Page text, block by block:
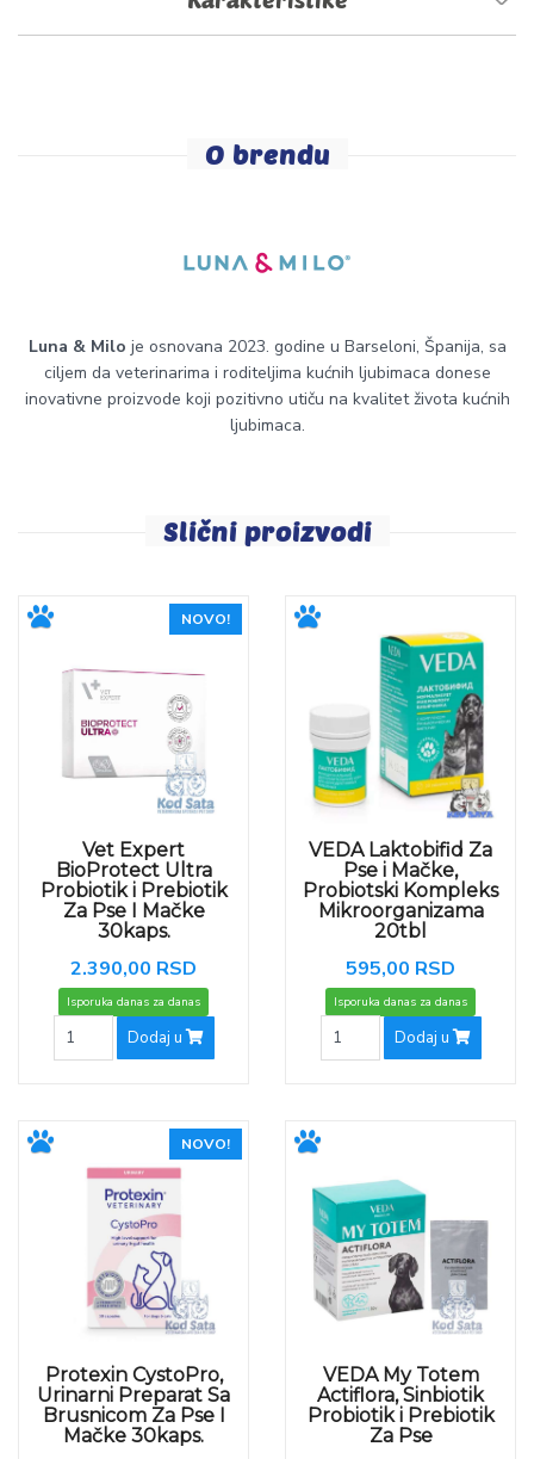
O brendu
Luna & Milo je osnovana 2023. godine u Barseloni, Španija, sa
ciljem da veterinarima i roditeljima kućnih ljubimaca donese
inovativne proizvode koji pozitivno utiču na kvalitet života kućnih
ljubimaca.
Slični proizvodi
NOVO!
Vet Expert
BioProtect Ultra
Probiotik i Prebiotik
Za Pse I Mačke
30kaps.
2.390,00 RSD
Isporuka danas za danas
Dodaj u
VEDA Laktobifid Za
Pse i Mačke,
Probiotski Kompleks
Mikroorganizama
20tbl
595,00 RSD
Isporuka danas za danas
Dodaj u
NOVO!
Protexin CystoPro,
Urinarni Preparat Sa
Brusnicom Za Pse I
Mačke 30kaps.
VEDA My Totem
Actiflora, Sinbiotik
Probiotik i Prebiotik
Za Pse